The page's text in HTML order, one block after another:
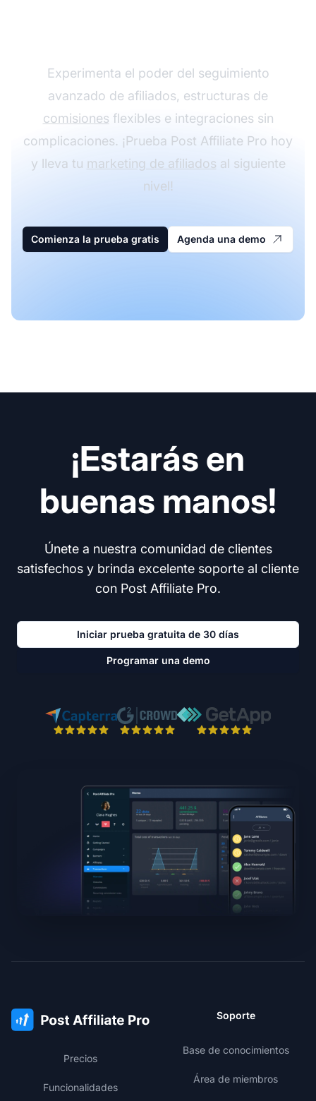
Experimenta el poder del seguimiento
avanzado de afiliados, estructuras de
comisiones flexibles e integraciones sin
complicaciones. ¡Prueba Post Affiliate Pro hoy
y lleva tu marketing de afiliados al siguiente
nivel!
Comienza la prueba gratis Agenda una demo
¡Estarás en
buenas manos!
Únete a nuestra comunidad de clientes
satisfechos y brinda excelente soporte al cliente
con Post Affiliate Pro.
Iniciar prueba gratuita de 30 días
Programar una demo
Precios
Funcionalidades
Soporte
Base de conocimientos
Área de miembros